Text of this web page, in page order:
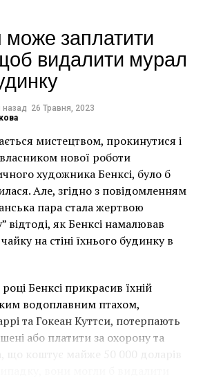
этих
но, к
наша
никак не может
эту
результатам предыдущих
которые давали археологам
уверенность в том, что
внутри
есть даже не одна, а сразу
Отметим, что тогда
называло комнаты,
говорят, не существует,
заплатити
видалити мурал
назад 26 Травня, 2023
мистецтвом, прокинутися і
нової роботи
художника Бенксі, було б
Але, згідно з повідомленням
пара стала жертвою
відтоді, як Бенксі намалював
на стіні їхнього будинку в
Бенксі прикрасив їхній
водоплавним птахом,
та Гокеан Куттси, потерпають
або платити за охорону та
що коштує майже 50 000 доларів